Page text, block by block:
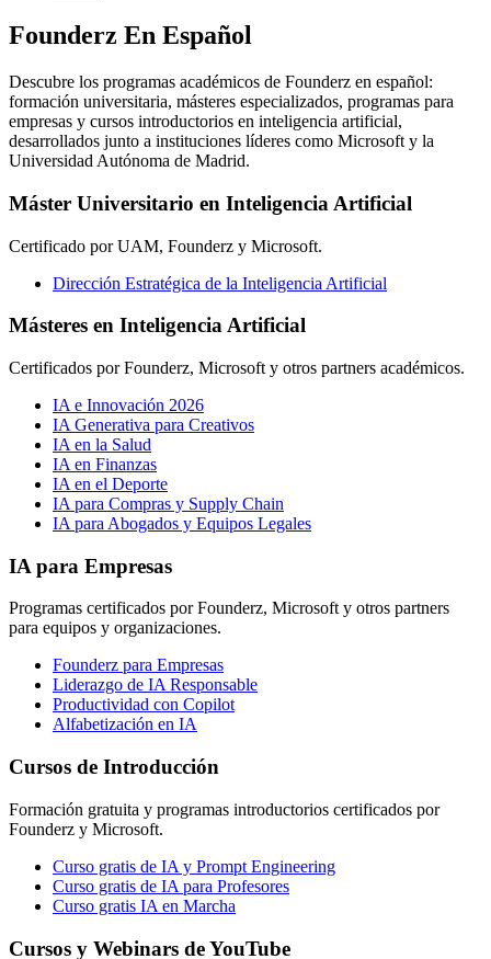
Founderz En Español
Descubre los programas académicos de Founderz en español:
formación universitaria, másteres especializados, programas para
empresas y cursos introductorios en inteligencia artificial,
desarrollados junto a instituciones líderes como Microsoft y la
Universidad Autónoma de Madrid.
Máster Universitario en Inteligencia Artificial
Certificado por UAM, Founderz y Microsoft.
Dirección Estratégica de la Inteligencia Artificial
Másteres en Inteligencia Artificial
Certificados por Founderz, Microsoft y otros partners académicos.
IA e Innovación 2026
IA Generativa para Creativos
IA en la Salud
IA en Finanzas
IA en el Deporte
IA para Compras y Supply Chain
IA para Abogados y Equipos Legales
IA para Empresas
Programas certificados por Founderz, Microsoft y otros partners
para equipos y organizaciones.
Founderz para Empresas
Liderazgo de IA Responsable
Productividad con Copilot
Alfabetización en IA
Cursos de Introducción
Formación gratuita y programas introductorios certificados por
Founderz y Microsoft.
Curso gratis de IA y Prompt Engineering
Curso gratis de IA para Profesores
Curso gratis IA en Marcha
Cursos y Webinars de YouTube